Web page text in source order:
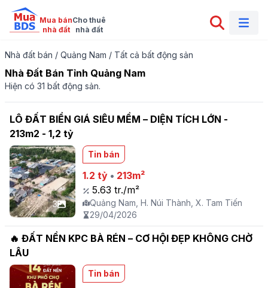
Mua bán
nhà đất
Cho thuê
nhà đất
Nhà đất bán / Quảng Nam / Tất cả bất động sản
Nhà Đất Bán Tỉnh Quảng Nam
Hiện có 31 bất động sản.
LÔ ĐẤT BIỂN GIÁ SIÊU MỀM – DIỆN TÍCH LỚN -
213m2 - 1,2 tỷ
3
Tin bán
1.2 tỷ • 213m²
5.63 tr./m²
Quảng Nam, H. Núi Thành, X. Tam Tiến
29/04/2026
🔥 ĐẤT NỀN KPC BÀ RÉN – CƠ HỘI ĐẸP KHÔNG CHỜ
LÂU
Tin bán